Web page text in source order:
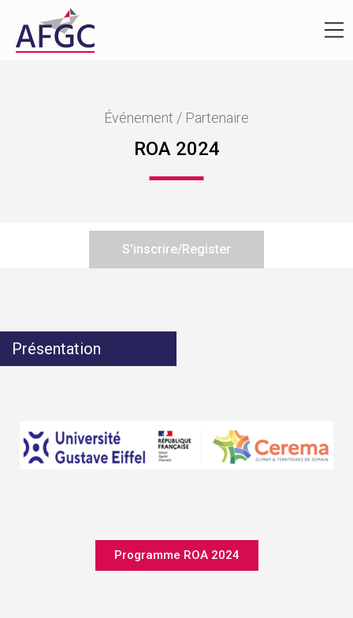
Événement / Partenaire
ROA 2024
S'inscrire/Register
Présentation
Programme ROA 2024